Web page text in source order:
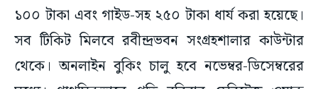
১০০ টাকা এবং গাইড-সহ ২৫০ টাকা ধার্য করা হয়েছে।
সব টিকিট মিলবে রবীন্দ্রভবন সংগ্রহশালার কাউন্টার
থেকে। অনলাইন বুকিং চালু হবে নভেম্বর-ডিসেম্বরের